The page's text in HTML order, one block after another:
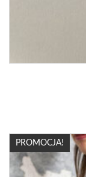
PROMOCJA!